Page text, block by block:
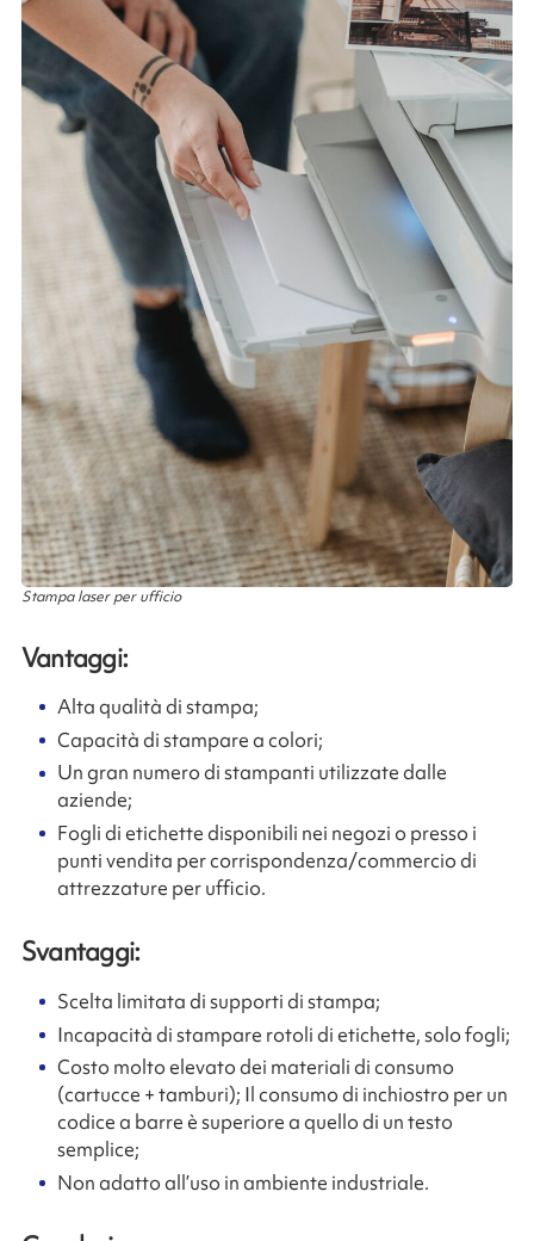
Stampa laser per ufficio
Vantaggi:
Alta qualità di stampa;
Capacità di stampare a colori;
Un gran numero di stampanti utilizzate dalle
aziende;
Fogli di etichette disponibili nei negozi o presso i
punti vendita per corrispondenza/commercio di
attrezzature per ufficio.
Svantaggi:
Scelta limitata di supporti di stampa;
Incapacità di stampare rotoli di etichette, solo fogli;
Costo molto elevato dei materiali di consumo
(cartucce + tamburi); Il consumo di inchiostro per un
codice a barre è superiore a quello di un testo
semplice;
Non adatto all’uso in ambiente industriale.